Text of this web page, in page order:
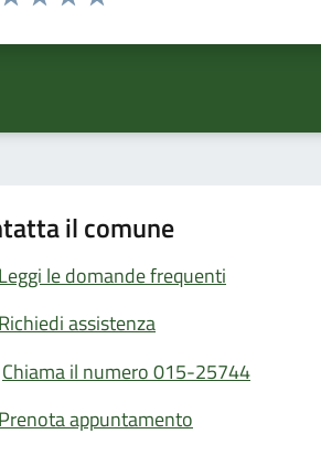
il comune
Leggi le domande frequenti
Richiedi assistenza
Chiama il numero 015-25744
Prenota appuntamento